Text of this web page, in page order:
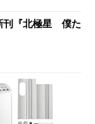
刊『北極星 僕た